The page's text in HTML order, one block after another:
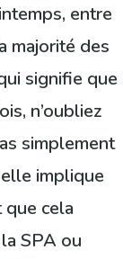
entre
majorité des
signifie que
n’oubliez
simplement
implique
que cela
SPA ou